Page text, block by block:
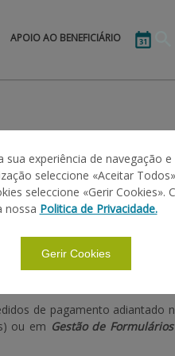
APOIO AO BENEFICIÁRIO
a apoiar os trabalhos de
de pagamento adiantado
ou em Gestão de
experiência de navegação e
seleccione «Aceitar
seleccione «Gerir Cookies».
nossa Politica de Privacidade.
Gerir Cookies